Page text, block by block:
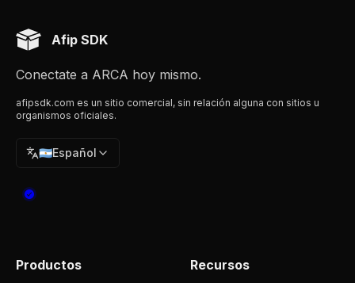
Afip SDK
Conectate a ARCA hoy mismo.
afipsdk.com es un sitio comercial, sin relación alguna con sitios u
organismos oficiales.
🇦🇷Español
Productos
Recursos